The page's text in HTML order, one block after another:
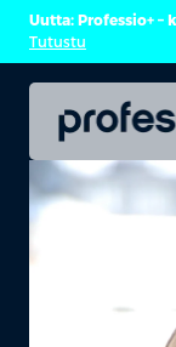
Uutta: Professio+ –
Tutustu